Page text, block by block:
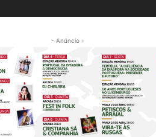
- Anúncio -